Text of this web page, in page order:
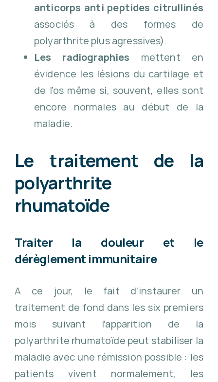
anticorps anti peptides citrullinés
associés à des formes de
polyarthrite plus agressives).
Les radiographies mettent en
évidence les lésions du cartilage et
de l’os même si, souvent, elles sont
encore normales au début de la
maladie.
Le traitement de la
polyarthrite
rhumatoïde
Traiter la douleur et le
dérèglement immunitaire
A ce jour, le fait d’instaurer un
traitement de fond dans les six premiers
mois suivant l’apparition de la
polyarthrite rhumatoïde peut stabiliser la
maladie avec une rémission possible : les
patients vivent normalement, les